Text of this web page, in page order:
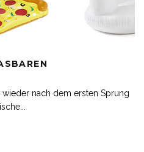
nach dem ersten Sprung
...